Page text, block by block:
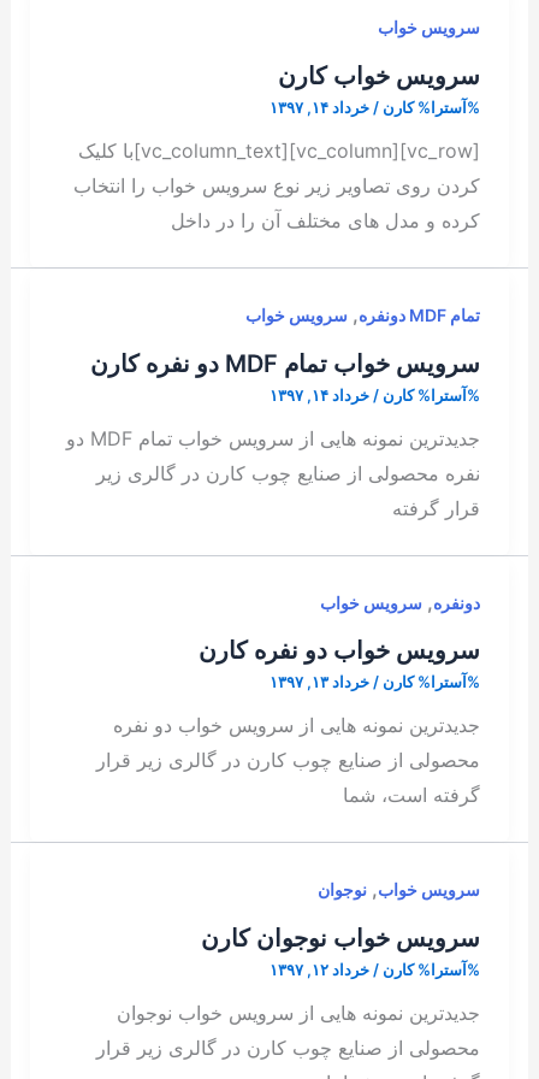
سرویس خواب
سرویس خواب کارن
%آسترا%کارن/ خرداد ۱۴, ۱۳۹۷
[vc_row][vc_column][vc_column_text]با کلیک
کردن روی تصاویر زیر نوع سرویس خواب را انتخاب
کرده و مدل های مختلف آن را در داخل
تمام MDF دونفره ,سرویس خواب
سرویس خواب تمام MDF دو نفره کارن
%آسترا%کارن/ خرداد ۱۴, ۱۳۹۷
جدیدترین نمونه هایی از سرویس خواب تمام MDF دو
نفره محصولی از صنایع چوب کارن در گالری زیر
قرار گرفته
دونفره ,سرویس خواب
سرویس خواب دو نفره کارن
%آسترا%کارن/ خرداد ۱۳, ۱۳۹۷
جدیدترین نمونه هایی از سرویس خواب دو نفره
محصولی از صنایع چوب کارن در گالری زیر قرار
گرفته است، شما
سرویس خواب,نوجوان
سرویس خواب نوجوان کارن
%آسترا%کارن/ خرداد ۱۲, ۱۳۹۷
جدیدترین نمونه هایی از سرویس خواب نوجوان
محصولی از صنایع چوب کارن در گالری زیر قرار